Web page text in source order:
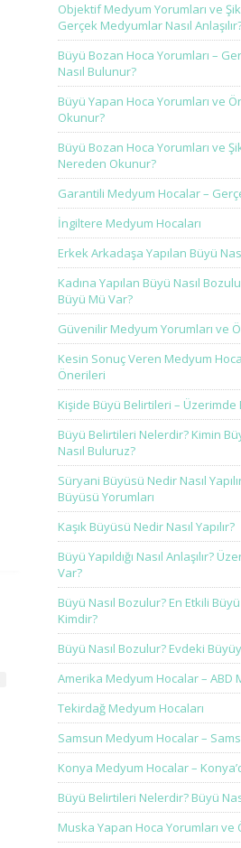
Objektif Medyum Yorumları ve
Gerçek Medyumlar Nasıl
Büyü Bozan Hoca Yorumları –
Nasıl Bulunur?
Büyü Yapan Hoca Yorumları ve
Okunur?
Büyü Bozan Hoca Yorumları ve
Nereden Okunur?
Garantili Medyum Hocalar –
İngiltere Medyum Hocaları
Erkek Arkadaşa Yapılan Büyü
Kadına Yapılan Büyü Nasıl
Büyü Mü Var?
Güvenilir Medyum Yorumları ve
Kesin Sonuç Veren Medyum
Önerileri
Kişide Büyü Belirtileri – Üzerimde
Büyü Belirtileri Nelerdir? Kimin
Nasıl Buluruz?
Süryani Büyüsü Nedir Nasıl
Büyüsü Yorumları
Kaşık Büyüsü Nedir Nasıl Yapılır?
Büyü Yapıldığı Nasıl Anlaşılır?
Var?
Büyü Nasıl Bozulur? En Etkili
Kimdir?
Büyü Nasıl Bozulur? Evdeki
Amerika Medyum Hocalar – ABD
Tekirdağ Medyum Hocaları
Samsun Medyum Hocalar –
Konya Medyum Hocalar –
Büyü Belirtileri Nelerdir? Büyü
Muska Yapan Hoca Yorumları ve